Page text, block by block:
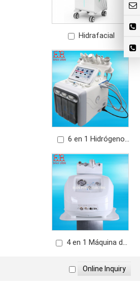
Hidrafacial
6 en 1 Hidrógeno
de pile+RF Facial
4 en 1 Máquina de
Facial